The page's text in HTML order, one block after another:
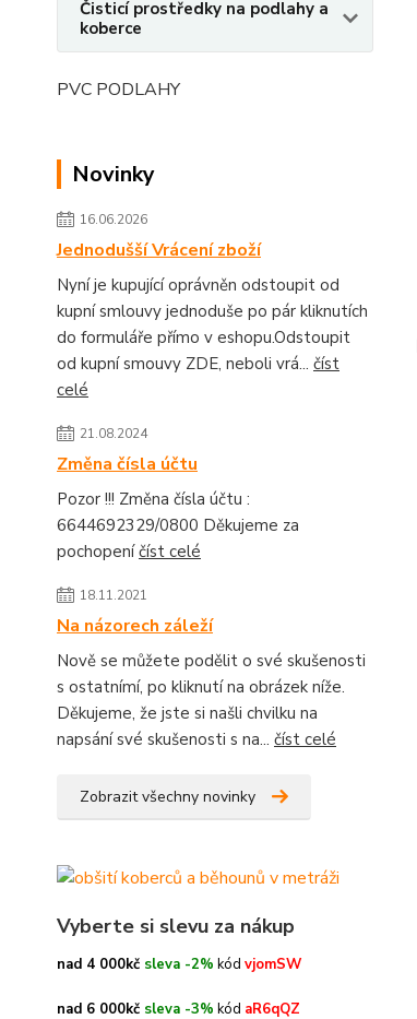
Čisticí prostředky na podlahy a
koberce
PVC PODLAHY
Novinky
16.06.2026
Jednodušší Vrácení zboží
Nyní je kupující oprávněn odstoupit od
kupní smlouvy jednoduše po pár kliknutích
do formuláře přímo v eshopu.Odstoupit
od kupní smouvy ZDE, neboli vrá... číst
celé
21.08.2024
Změna čísla účtu
Pozor !!! Změna čísla účtu :
6644692329/0800 Děkujeme za
pochopeníčíst celé
18.11.2021
Na názorech záleží
Nově se můžete podělit o své skušenosti
s ostatnímí, po kliknutí na obrázek níže.
Děkujeme, že jste si našli chvilku na
napsání své skušenosti s na... číst celé
Zobrazit všechny novinky
Vyberte si slevu za nákup
nad 4 000kč sleva -2% kód vjomSW
nad 6 000kč sleva -3% kód aR6qQZ